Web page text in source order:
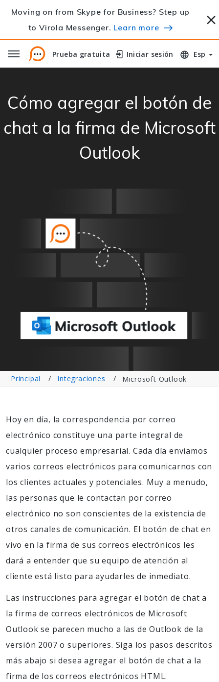
Moving on from Skype for Business? Step up
to Virola Messenger. Learn more
Prueba gratuita
Prueba gratuita Iniciar sesión
Iniciar sesión Esp
Cómo agregar el botón de
chat a la firma de Microsoft
Outlook
Principal Integraciones Microsoft Outlook
Hoy en día, la correspondencia por correo
electrónico constituye una parte integral de
cualquier proceso empresarial. Cada día enviamos
varios correos electrónicos para comunicarnos con
los clientes actuales y potenciales. Muy a menudo,
las personas que le contactan por correo
electrónico no son conscientes de la existencia de
otros canales de comunicación. El botón de chat en
vivo en la firma de sus correos electrónicos les
dará a entender que su equipo de atención al
cliente está listo para ayudarles de inmediato.
Las instrucciones para agregar el botón de chat a
la firma de correos electrónicos de Microsoft
Outlook se parecen mucho a las de Outlook de la
versión 2007 o superiores. Siga los pasos descritos
más abajo si desea agregar el botón de chat a la
firma de los correos electrónicos HTML.